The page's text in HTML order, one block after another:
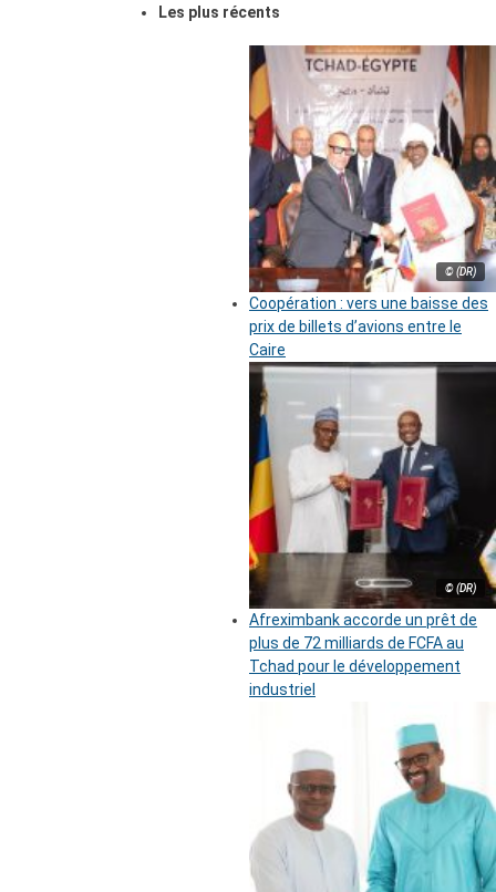
Les plus récents
© (DR)
Coopération : vers une baisse des
prix de billets d’avions entre le
Caire
© (DR)
Afreximbank accorde un prêt de
plus de 72 milliards de FCFA au
Tchad pour le développement
industriel